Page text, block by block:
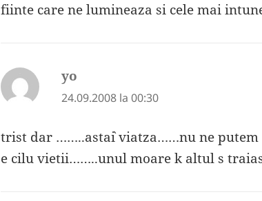
fiinte care ne lumineaza si cele mai
yo
24.09.2008 la 00:30
trist dar ……..asta`i viatza……nu ne
e cilu vietii……..unul moare k altul s